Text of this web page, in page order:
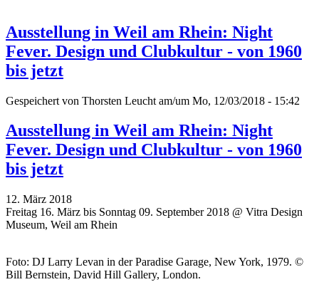
Ausstellung in Weil am Rhein: Night
Fever. Design und Clubkultur - von 1960
bis jetzt
Gespeichert von Thorsten Leucht am/um Mo, 12/03/2018 - 15:42
Ausstellung in Weil am Rhein: Night
Fever. Design und Clubkultur - von 1960
bis jetzt
12. März 2018
Freitag 16. März bis Sonntag 09. September 2018 @ Vitra Design
Museum, Weil am Rhein
Foto: DJ Larry Levan in der Paradise Garage, New York, 1979. ©
Bill Bernstein, David Hill Gallery, London.